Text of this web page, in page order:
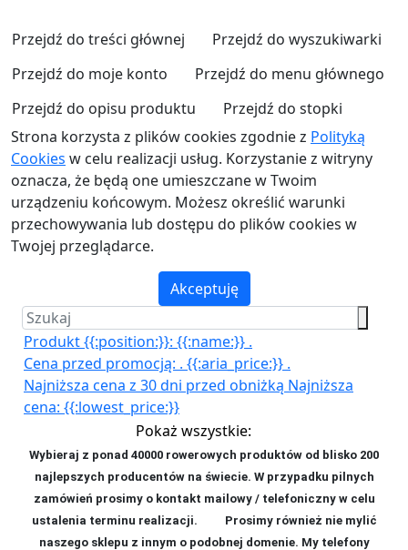
Przejdź do treści głównej
Przejdź do wyszukiwarki
Przejdź do moje konto
Przejdź do menu głównego
Przejdź do opisu produktu
Przejdź do stopki
Strona korzysta z plików cookies zgodnie z Polityką
Cookies w celu realizacji usług. Korzystanie z witryny
oznacza, że będą one umieszczane w Twoim
urządzeniu końcowym. Możesz określić warunki
przechowywania lub dostępu do plików cookies w
Twojej przeglądarce.
Akceptuję
Produkt {{:position:}}: {{:name:}} .
Cena przed promocją: . {{:aria_price:}} .
Najniższa cena z 30 dni przed obniżką Najniższa
cena: {{:lowest_price:}}
Pokaż wszystkie:
Wybieraj z ponad 40000 rowerowych produktów od blisko 200
najlepszych producentów na świecie. W przypadku pilnych
zamówień prosimy o kontakt mailowy / telefoniczny w celu
ustalenia terminu realizacji. Prosimy również nie mylić
naszego sklepu z innym o podobnej domenie. My telefony